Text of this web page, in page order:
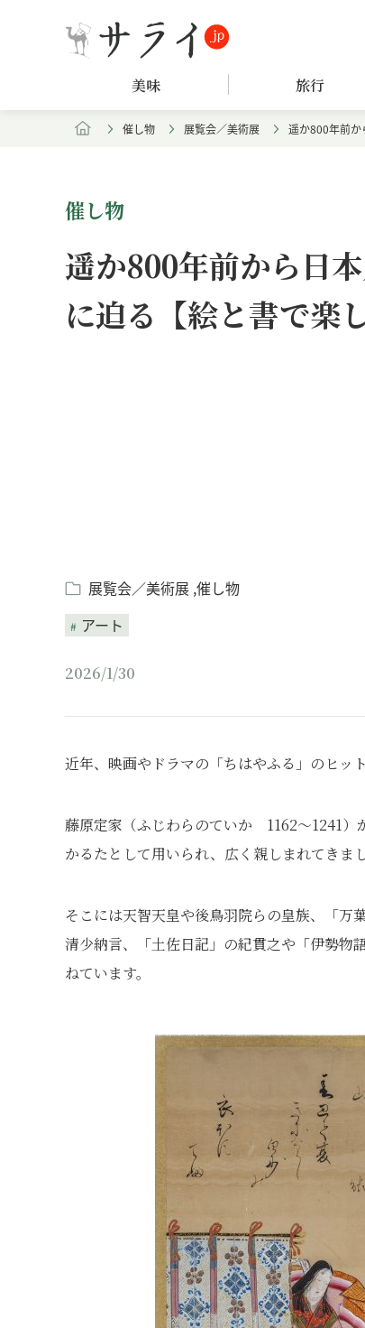
美味 旅行
催し物 展覧会／美術展 遥か800年前か
催し物
遥か800年前から日
に迫る【絵と書で楽
展覧会／美術展 催し物
アート
2026/1/30
近年、映画やドラマの「ちはやふる」のヒッ
藤原定家（ふじわらのていか 1162～1241）
かるたとして用いられ、広く親しまれてきまし
そこには天智天皇や後鳥羽院らの皇族、「万
清少納言、「土佐日記」の紀貫之や「伊勢物
ねています。